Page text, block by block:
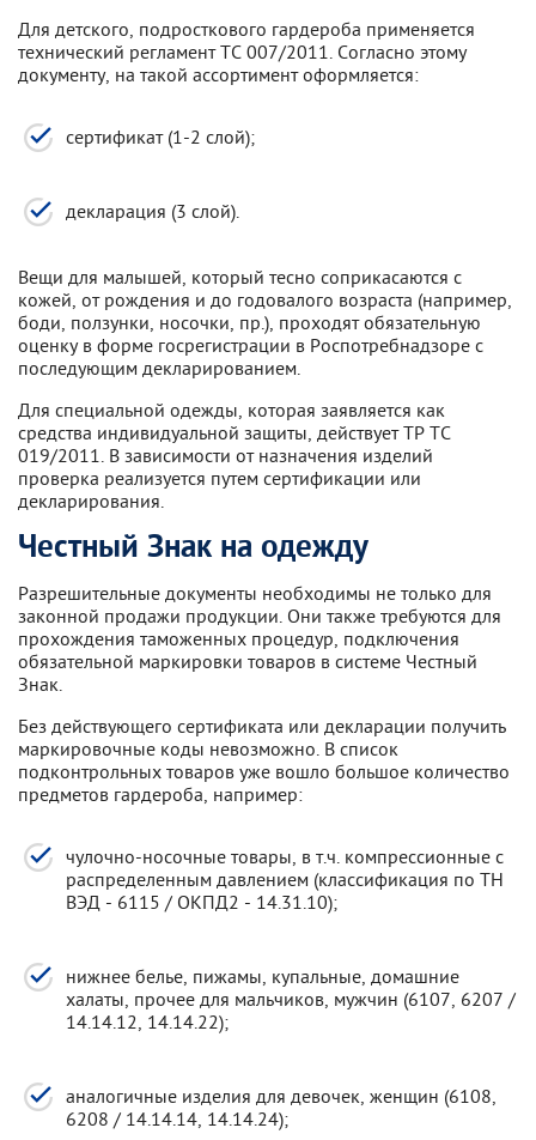
Для детского, подросткового гардероба применяется
технический регламент ТС 007/2011. Согласно этому
документу, на такой ассортимент оформляется:
сертификат (1-2 слой);
декларация (3 слой).
Вещи для малышей, который тесно соприкасаются с
кожей, от рождения и до годовалого возраста (например,
боди, ползунки, носочки, пр.), проходят обязательную
оценку в форме госрегистрации в Роспотребнадзоре с
последующим декларированием.
Для специальной одежды, которая заявляется как
средства индивидуальной защиты, действует ТР ТС
019/2011. В зависимости от назначения изделий
проверка реализуется путем сертификации или
декларирования.
Честный Знак на одежду
Разрешительные документы необходимы не только для
законной продажи продукции. Они также требуются для
прохождения таможенных процедур, подключения
обязательной маркировки товаров в системе Честный
Знак.
Без действующего сертификата или декларации получить
маркировочные коды невозможно. В список
подконтрольных товаров уже вошло большое количество
предметов гардероба, например:
чулочно-носочные товары, в т.ч. компрессионные с
распределенным давлением (классификация по ТН
ВЭД - 6115 / ОКПД2 - 14.31.10);
нижнее белье, пижамы, купальные, домашние
халаты, прочее для мальчиков, мужчин (6107, 6207 /
14.14.12, 14.14.22);
аналогичные изделия для девочек, женщин (6108,
6208 / 14.14.14, 14.14.24);